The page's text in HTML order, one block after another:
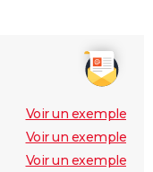
Voir un exemple
Voir un exemple
Voir un exemple